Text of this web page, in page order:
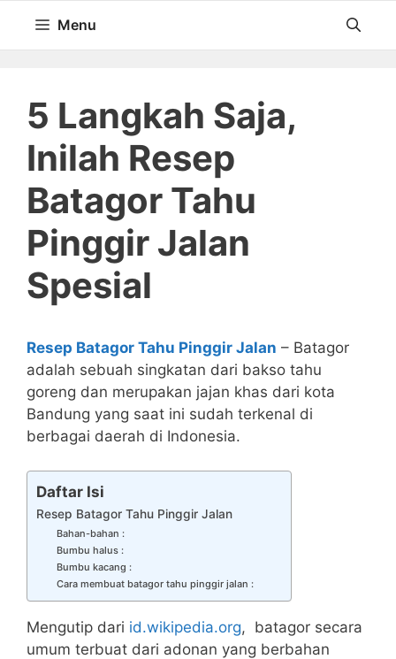
isi
Menu
5 Langkah Saja,
Inilah Resep
Batagor Tahu
Pinggir Jalan
Spesial
Resep Batagor Tahu Pinggir Jalan – Batagor
adalah sebuah singkatan dari bakso tahu
goreng dan merupakan jajan khas dari kota
Bandung yang saat ini sudah terkenal di
berbagai daerah di Indonesia.
Daftar Isi
Resep Batagor Tahu Pinggir Jalan
Bahan-bahan :
Bumbu halus :
Bumbu kacang :
Cara membuat batagor tahu pinggir jalan :
Mengutip dari id.wikipedia.org, batagor secara
umum terbuat dari adonan yang berbahan